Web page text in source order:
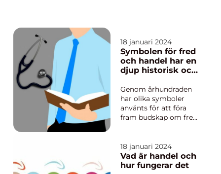
18 januari 2024
Symbolen för fred
och handel har en
djup historisk och
betydelse
Genom århundraden
har olika symboler
använts för att föra
fram budskap om fred
symboler har inte
bara varit dekorativa,
utan har också haft en
18 januari 2024
Vad är handel och
hur fungerar det